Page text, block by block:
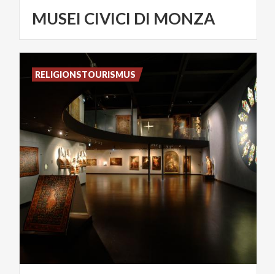
MUSEI CIVICI DI MONZA
RELIGIONSTOURISMUS